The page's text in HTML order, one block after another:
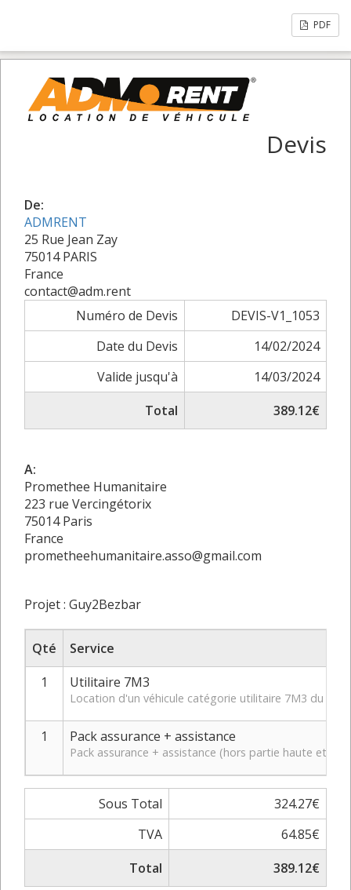
PDF
Devis
De:
ADMRENT
25 Rue Jean Zay
75014 PARIS
France
contact@adm.rent
Numéro de Devis
DEVIS-V1_1053
Date du Devis
14/02/2024
Valide jusqu'à
14/03/2024
Total
389.12€
A:
Promethee Humanitaire
223 rue Vercingétorix
75014 Paris
France
prometheehumanitaire.asso@gmail.com
Projet : Guy2Bezbar
Qté
Service
1
Utilitaire 7M3
Location d'un véhicule catégorie utilitaire 7M3 du 15/
1 Pack assurance + assistance
Pack assurance + assistance (hors partie haute et
Sous Total
324.27€
TVA
64.85€
Total
389.12€